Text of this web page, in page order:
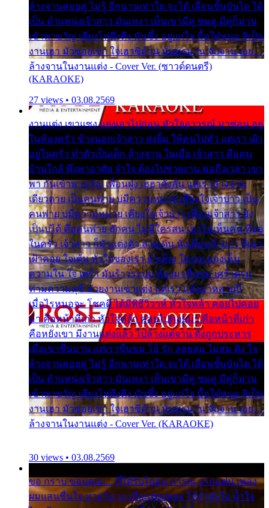
ล้างจานคอยคู่ ไม่รู้ อีกนานเท่าใด จะได้ เลื่อนขั้นบันได ได้
เป็น ตำแหน่งเจ้าสาว มันเหงา เห็นเขามีคู่ ซมดู มีคู่ก็ม่วน
เข้าพาขวัญ เสียงโห่ตึงตึง มันซึ้ง อยู่แก่ใจ มื้อใด๋หนอ สิเป็น
งานเฮา มัวซอยเขา ใจเฮาซิด้าน มันทรมาน จับจาน เอย…
ล้างจานในงานแต่ง - Cover Ver. (ซาวด์ดนตรี)
(KARAOKE)
27 views • 03.08.2569
งานแต่ง เขาแซง แย่งเอาไปก่อน หัวใจอาวรณ์ มาซ่อน อยู่
ในห้องครัว ข้างนอกเจ้าสาว ส่งยิ้ม ให้คนไปทั่ว แต่เรา เฝ้า
อยู่ในครัว ทำตัวเป็นเด็ก ล้างจาน ในเมื่อ เจ้าสาว คือคน
บ้านใกล้ พึ่งพาอาศัย จำใจ ต้องไปช่วยงาน พอถึงเวลา เขา
พา กันเข้าพาขวัญ เพื่อนฝูง เฮฮาดังลั่น แต่เราล้างจาน
เดียวดาย เป็นคนพ่าย บ่มีความหมาย เคียงใจเจ้าบ่าว เป็น
คนพ่าย บ่มีความหมาย เคียงใจเจ้าบ่าว เพื่อนเจ้าสาว ยัง
เป็นบ่ได้ คือคนพ่าย ฮักคน ไม่มีใครสน เขาไม่เห็นคน ที่อยู่
ในครัว เจ้าสาว ก็มัวแต่งตัว สวยเด่น นั่งเคียงเจ้าบ่าว ที่เขา
เฝ้าคอย ใจเต้น หัวใจของเรา ลำเค็ญ ใครจะมองเห็น
ความใน ใจ เศร้า มันร้าวระบม ต้องมาขื่นขม เศร้าตรม
ท่ามความสุขี ช่วยงานเขาแต่ง แต่เรา แล้งมาหลายปี
เมื่อไรหนอจะ โชคดี ได้มีพิธีวิวาห์ หัวใจหล้า คอยไปคอย
มา คือหน้าที่เก่า หัวใจหล้า คอยไปคอยมา คือหน้าที่เก่า
คือหยังเขา มีงานแต่งแล้ว ไปล้างแต่จาน ดั่งถูกประหาร
เมื่อเขาชื่นบาน แต่เราขื่นขม โอ้ รัก ลอยลม ไม่สม ดัง ใจ
ล้างจานคอยคู่ ไม่รู้ อีกนานเท่าใด จะได้ เลื่อนขั้นบันได ได้
เป็น ตำแหน่งเจ้าสาว มันเหงา เห็นเขามีคู่ ซมดู มีคู่ก็ม่วน
เข้าพาขวัญ เสียงโห่ตึงตึง มันซึ้ง อยู่แก่ใจ มื้อใด๋หนอ สิเป็น
งานเฮา มัวซอยเขา ใจเฮาซิด้าน มันทรมาน จับจาน เอย…
ล้างจานในงานแต่ง - Cover Ver. (KARAOKE)
30 views • 03.08.2569
ขอ กราบ ขอบคุณ.... ที่ได้รับไออุ่น การุณ จากแฟน เพลง
ผมแสนชื่นใจ หายวังเวง เมื่อแฟนเพลง ให้กำลังใจ น้ำใจ